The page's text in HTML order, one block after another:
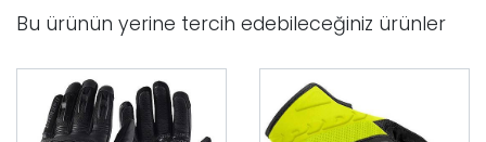
Bu ürünün yerine tercih edebileceğiniz ürünler